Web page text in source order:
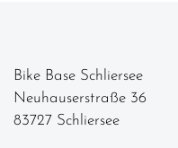
Bike Base Schliersee
Neuhauserstraße 36
83727 Schliersee